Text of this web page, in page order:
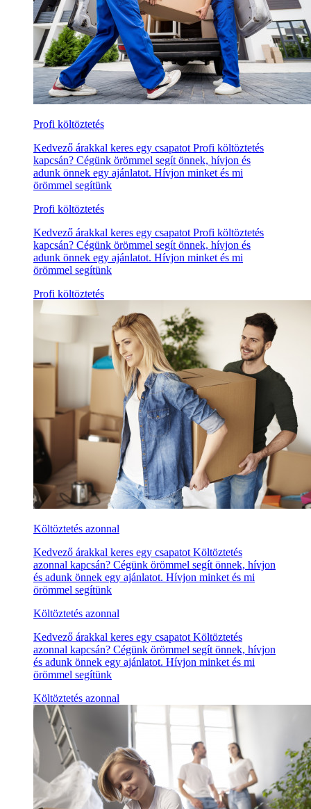
Profi költöztetés
Kedvező árakkal keres egy csapatot Profi költöztetés
kapcsán? Cégünk örömmel segít önnek, hívjon és
adunk önnek egy ajánlatot. Hívjon minket és mi
örömmel segítünk
Profi költöztetés
Kedvező árakkal keres egy csapatot Profi költöztetés
kapcsán? Cégünk örömmel segít önnek, hívjon és
adunk önnek egy ajánlatot. Hívjon minket és mi
örömmel segítünk
Profi költöztetés
Költöztetés azonnal
Kedvező árakkal keres egy csapatot Költöztetés
azonnal kapcsán? Cégünk örömmel segít önnek, hívjon
és adunk önnek egy ajánlatot. Hívjon minket és mi
örömmel segítünk
Költöztetés azonnal
Kedvező árakkal keres egy csapatot Költöztetés
azonnal kapcsán? Cégünk örömmel segít önnek, hívjon
és adunk önnek egy ajánlatot. Hívjon minket és mi
örömmel segítünk
Költöztetés azonnal